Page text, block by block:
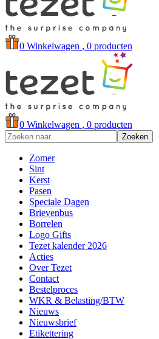
0 Winkelwagen , 0 producten
0 Winkelwagen , 0 producten
Zoeken
Zomer
Sint
Kerst
Pasen
Speciale Dagen
Brievenbus
Borrelen
Logo Gifts
Tezet kalender 2026
Acties
Over Tezet
Contact
Bestelproces
WKR & Belasting/BTW
Nieuws
Nieuwsbrief
Etikettering